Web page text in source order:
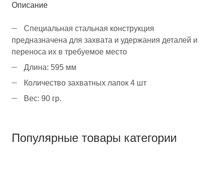
Описание
Специальная стальная конструкция
предназначена для захвата и удержания деталей и
переноса их в требуемое место
Длина: 595 мм
Количество захватных лапок 4 шт
Вес: 90 гр.
Популярные товары категории